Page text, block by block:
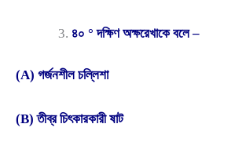
৪০ ° দক্ষিণ অক্ষরেখাকে বলে –
(A) গর্জনশীল চল্লিশা
(B) তীব্র চিৎকারকারী ষাট